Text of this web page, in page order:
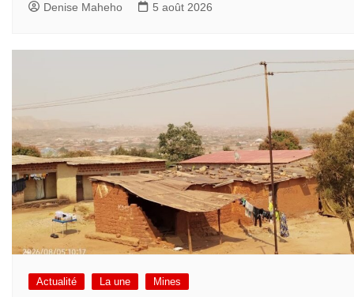
Denise Maheho 5 août 2026
Actualité La une Mines